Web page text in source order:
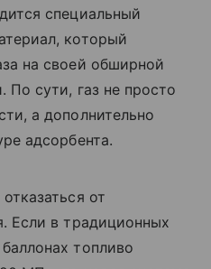
специальный
который
на своей обширной
По сути, газ не просто
а дополнительно
адсорбента.
от
Если в традиционных
топливо